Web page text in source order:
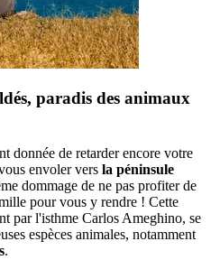
paradis des animaux
donnée de retarder encore votre
envoler vers la péninsule
dommage de ne pas profiter de
pour vous y rendre ! Cette
par l'isthme Carlos Ameghino, se
espèces animales, notamment
.